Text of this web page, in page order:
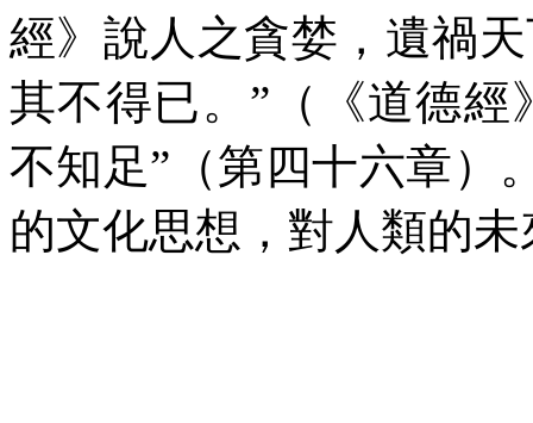
經》說人之貪婪，遺禍
其不得已。”（《道德
不知足”（第四十六章）
的文化思想，對人類的